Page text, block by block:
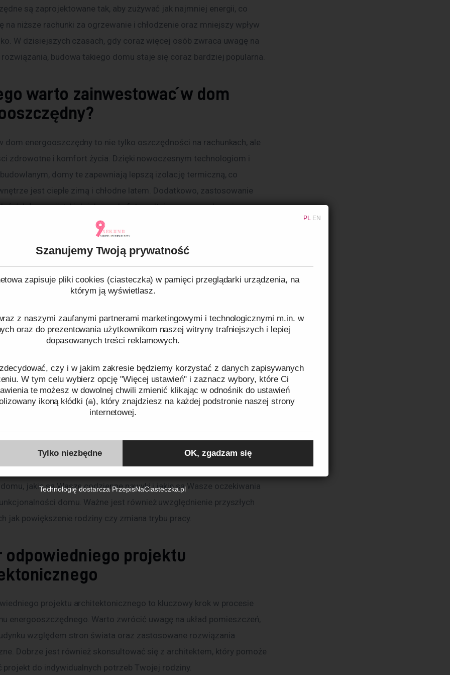
PL EN
Szanujemy Twoją prywatność
zapisuje pliki cookies (ciasteczka) w pamięci przeglądarki urządzenia, na
którym ją wyświetlasz.
z naszymi zaufanymi partnerami marketingowymi i technologicznymi m.in. w
oraz do prezentowania użytkownikom naszej witryny trafniejszych i lepiej
dopasowanych treści reklamowych.
czy i w jakim zakresie będziemy korzystać z danych zapisywanych
W tym celu wybierz opcję "Więcej ustawień" i zaznacz wybory, które Ci
te możesz w dowolnej chwili zmienić klikając w odnośnik do ustawień
ikoną kłódki ( ), który znajdziesz na każdej podstronie naszej strony
internetowej.
cookies oraz tego, w jaki sposób przetwarzamy dane przeczytasz wInformacji
o plikach cookiesoraz naszej Polityce prywatności.
Identyfikator zgody:ID61848260808134129
Tylko niezbędne OK, zgadzam się
Technologię dostarcza PrzepisNaCiasteczka.pl
są zaprojektowane tak, aby zużywać jak najmniej energii, co
na niższe rachunki za ogrzewanie i chłodzenie oraz mniejszy wpływ
W dzisiejszych czasach, gdy coraz więcej osób zwraca uwagę na
budowa takiego domu staje się coraz bardziej popularna.
warto zainwestować w dom
dom energooszczędny to nie tylko oszczędności na rachunkach, ale
zdrowotne i komfort życia. Dzięki nowoczesnym technologiom i
domy te zapewniają lepszą izolację termiczną, co
jest ciepłe zimą i chłodne latem. Dodatkowo, zastosowanie
źródeł energii, takich jak panele fotowoltaiczne, pozwala na jeszcze
i niezależność energetyczną.
cechy domów
na tle tradycyjnych budynków. Przede wszystkim, mają one bardzo
termiczną, która minimalizuje straty ciepła. Ważnym elementem jest
domy te często wykorzystują nowoczesne systemy
chłodzenia, które są bardziej efektywne energetycznie.
się na konkretny projekt domu energooszczędnego, warto
jakie są Wasze codzienne nawyki i jakie są Wasze oczekiwania
domu. Ważne jest również uwzględnienie przyszłych
jak powiększenie rodziny czy zmiana trybu pracy.
odpowiedniego projektu
projektu architektonicznego to kluczowy krok w procesie
energooszczędnego. Warto zwrócić uwagę na układ pomieszczeń,
względem stron świata oraz zastosowane rozwiązania
Dobrze jest również skonsultować się z architektem, który pomoże
do indywidualnych potrzeb Twojej rodziny.